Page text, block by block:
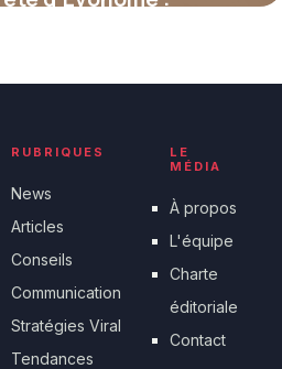
RUBRIQUES
News
Articles
Conseils
Communication
Stratégies Viral
Tendances
LE
MÉDIA
À propos
L'équipe
Charte
éditoriale
Contact